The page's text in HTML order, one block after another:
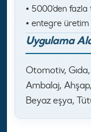
• 5000’den
• entegre üretim
Uygulama
Otomotiv,
Ambalaj,
Beyaz eşya,